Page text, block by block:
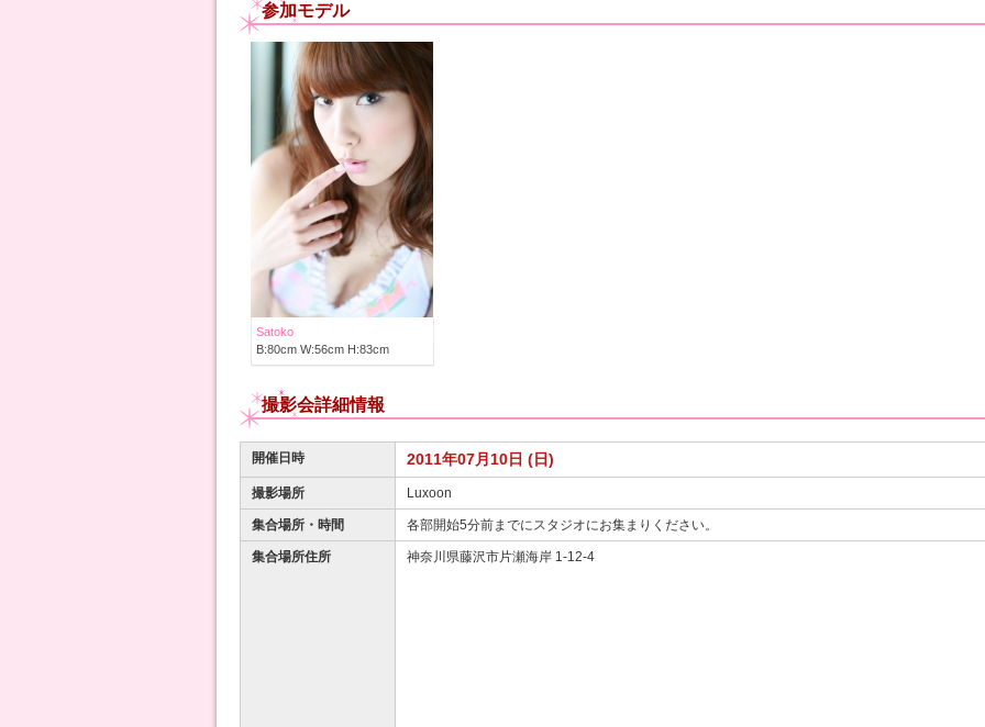
参加モデル
Satoko
B:80cm W:56cm H:83cm
撮影会詳細情報
開催日時 2011年07月10日 (日)
撮影場所 Luxoon
集合場所・時間 各部開始5分前までにスタジオにお集まりください。
集合場所住所 神奈川県藤沢市片瀬海岸 1-12-4